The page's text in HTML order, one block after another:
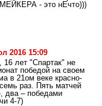
- это нЕчто)))
2016 15:09
16 лет "Спартак" не
победой на своем
в 21ом веке красно-
раз. Пять матчей
два – победами
4-7)